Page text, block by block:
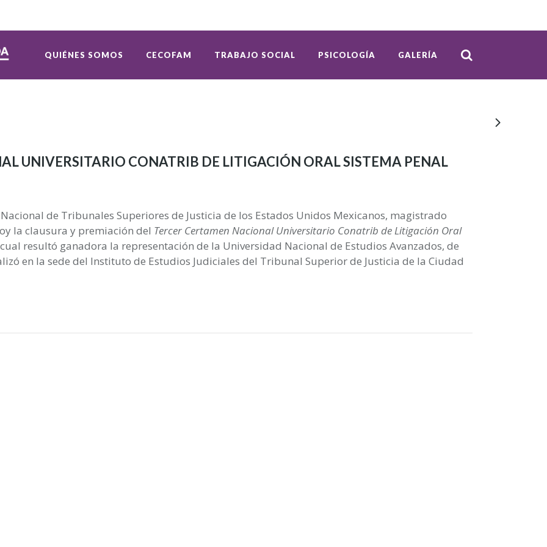
QUIÉNES SOMOS CECOFAM TRABAJO SOCIAL PSICOLOGÍA GALERÍA
UNIVERSITARIO CONATRIB DE LITIGACIÓN ORAL SISTEMA PENAL
de Tribunales Superiores de Justicia de los Estados Unidos Mexicanos, magistrado
la clausura y premiación del Tercer Certamen Nacional Universitario Conatrib de Litigación Oral
resultó ganadora la representación de la Universidad Nacional de Estudios Avanzados, de
en la sede del Instituto de Estudios Judiciales del Tribunal Superior de Justicia de la Ciudad